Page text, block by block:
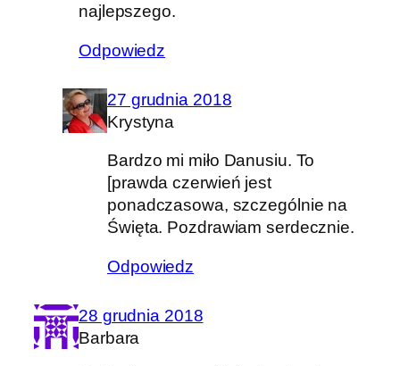
najlepszego.
Odpowiedz
27 grudnia 2018
Krystyna
Bardzo mi miło Danusiu. To
[prawda czerwień jest
ponadczasowa, szczególnie na
Święta. Pozdrawiam serdecznie.
Odpowiedz
28 grudnia 2018
Barbara